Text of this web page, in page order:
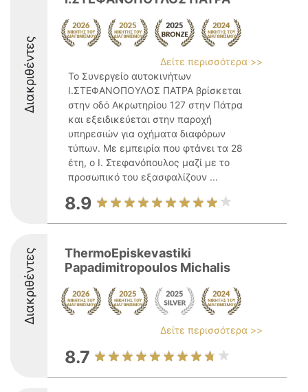
Διακριθέντες
Δείτε περισσότερα >>
Το Συνεργείο αυτοκινήτων
Ι.ΣΤΕΦΑΝΟΠΟΥΛΟΣ ΠΑΤΡΑ βρίσκεται
στην οδό Ακρωτηρίου 127 στην Πάτρα
και εξειδικεύεται στην παροχή
υπηρεσιών για οχήματα διαφόρων
τύπων. Με εμπειρία που φτάνει τα 28
έτη, ο Ι. Στεφανόπουλος μαζί με το
προσωπικό του εξασφαλίζουν ...
8.9
Διακριθέντες
ThermoEpiskevastiki
Papadimitropoulos Michalis
Δείτε περισσότερα >>
8.7